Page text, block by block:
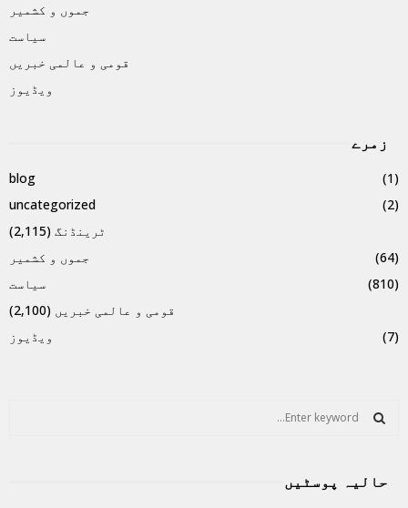
جموں و کشمیر
سیاست
قومی و عالمی خبریں
ویڈیوز
زمرے
blog
(1)
uncategorized
(2)
ٹرینڈنگ (2,115)
جموں و کشمیر
(64)
سیاست
(810)
قومی و عالمی خبریں (2,100)
ویڈیوز
(7)
E
حالیہ پوسٹیں